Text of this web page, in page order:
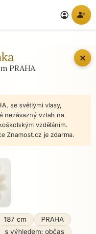
account_circle person_add
✕
PRAHA
se světlými vlasy,
nezávazný vztah na
vzděláním.
Znamost.cz je zdarma.
187 cm
PRAHA
s výhledem: občas